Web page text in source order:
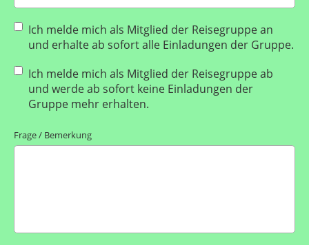
Ich melde mich als Mitglied der Reisegruppe an
und erhalte ab sofort alle Einladungen der Gruppe.
Ich melde mich als Mitglied der Reisegruppe ab
und werde ab sofort keine Einladungen der
Gruppe mehr erhalten.
Frage / Bemerkung